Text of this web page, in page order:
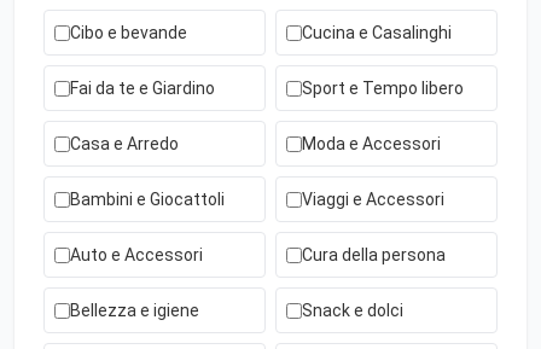
Cibo e bevande Cucina e Casalinghi
Fai da te e Giardino Sport e Tempo libero
Casa e Arredo Moda e Accessori
Bambini e Giocattoli Viaggi e Accessori
Auto e Accessori Cura della persona
Bellezza e igiene Snack e dolci